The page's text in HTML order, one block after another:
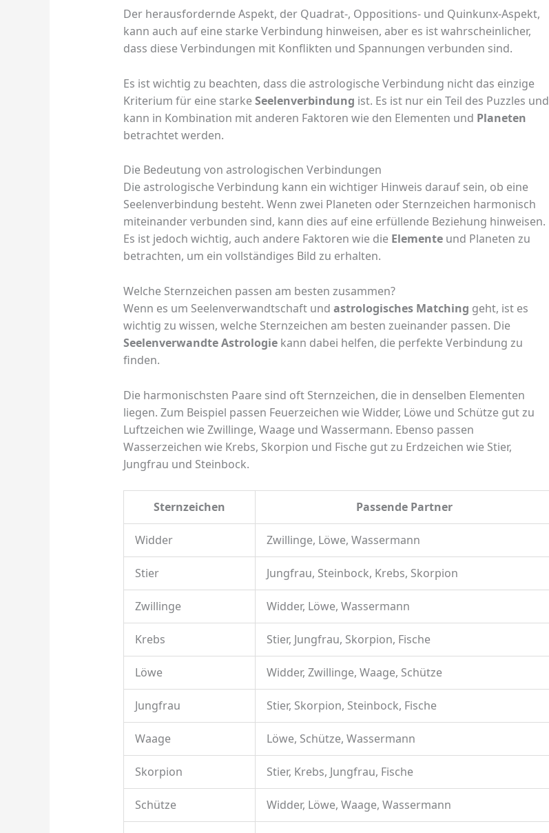
Der herausfordernde Aspekt, der Quadrat-, Oppositions- und Quinkunx-Aspekt,
kann auch auf eine starke Verbindung hinweisen, aber es ist wahrscheinlicher,
dass diese Verbindungen mit Konflikten und Spannungen verbunden sind.
Es ist wichtig zu beachten, dass die astrologische Verbindung nicht das einzige
Kriterium für eine starkeSeelenverbindung ist. Es ist nur ein Teil des Puzzles und
kann in Kombination mit anderen Faktoren wie den Elementen und Planeten
betrachtet werden.
Die Bedeutung von astrologischen Verbindungen
Die astrologische Verbindung kann ein wichtiger Hinweis darauf sein, ob eine
Seelenverbindung besteht. Wenn zwei Planeten oder Sternzeichen harmonisch
miteinander verbunden sind, kann dies auf eine erfüllende Beziehung hinweisen.
Es ist jedoch wichtig, auch andere Faktoren wie die Elementeund Planeten zu
betrachten, um ein vollständiges Bild zu erhalten.
Welche Sternzeichen passen am besten zusammen?
Wenn es um Seelenverwandtschaft und astrologisches Matching geht, ist es
wichtig zu wissen, welche Sternzeichen am besten zueinander passen. Die
Seelenverwandte Astrologiekann dabei helfen, die perfekte Verbindung zu
finden.
Die harmonischsten Paare sind oft Sternzeichen, die in denselben Elementen
liegen. Zum Beispiel passen Feuerzeichen wie Widder, Löwe und Schütze gut zu
Luftzeichen wie Zwillinge, Waage und Wassermann. Ebenso passen
Wasserzeichen wie Krebs, Skorpion und Fische gut zu Erdzeichen wie Stier,
Jungfrau und Steinbock.
Sternzeichen Passende Partner
Widder Zwillinge, Löwe, Wassermann
Stier Jungfrau, Steinbock, Krebs, Skorpion
Zwillinge Widder, Löwe, Wassermann
Krebs Stier, Jungfrau, Skorpion, Fische
Löwe Widder, Zwillinge, Waage, Schütze
Jungfrau Stier, Skorpion, Steinbock, Fische
Waage Löwe, Schütze, Wassermann
Skorpion Stier, Krebs, Jungfrau, Fische
Schütze Widder, Löwe, Waage, Wassermann